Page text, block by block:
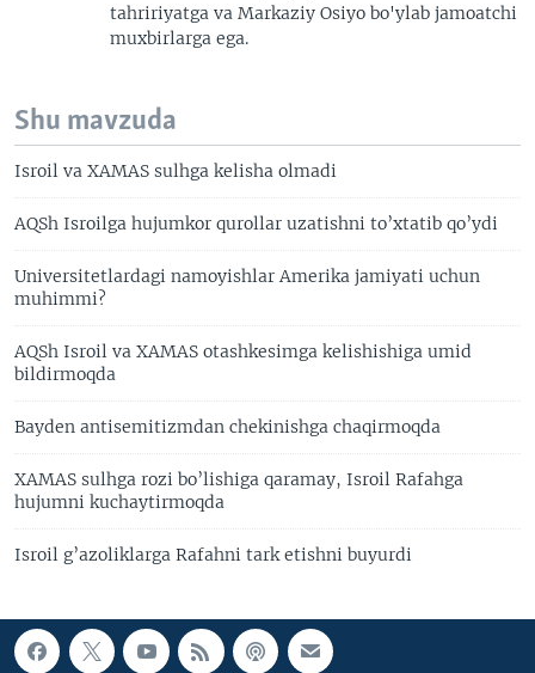
tahririyatga va Markaziy Osiyo bo'ylab jamoatchi
muxbirlarga ega.
Shu mavzuda
Isroil va XAMAS sulhga kelisha olmadi
AQSh Isroilga hujumkor qurollar uzatishni to’xtatib qo’ydi
Universitetlardagi namoyishlar Amerika jamiyati uchun
muhimmi?
AQSh Isroil va XAMAS otashkesimga kelishishiga umid
bildirmoqda
Bayden antisemitizmdan chekinishga chaqirmoqda
XAMAS sulhga rozi bo’lishiga qaramay, Isroil Rafahga
hujumni kuchaytirmoqda
Isroil g’azoliklarga Rafahni tark etishni buyurdi